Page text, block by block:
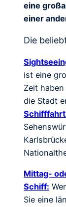
eine
einer
Die
ist eine
Zeit
die Stadt
Mittag-
Schiff:
Sie eine